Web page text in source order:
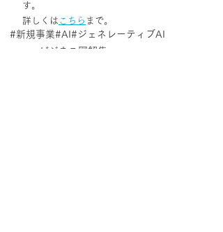
す。
詳しくは こちら まで。
#新規事業#AI #ジェネレーティブAI
ニュービジネス図解集